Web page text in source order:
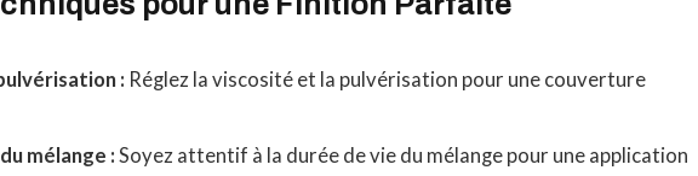
: Réglez la viscosité et la pulvérisation pour une couverture
mélange : Soyez attentif à la durée de vie du mélange pour une application